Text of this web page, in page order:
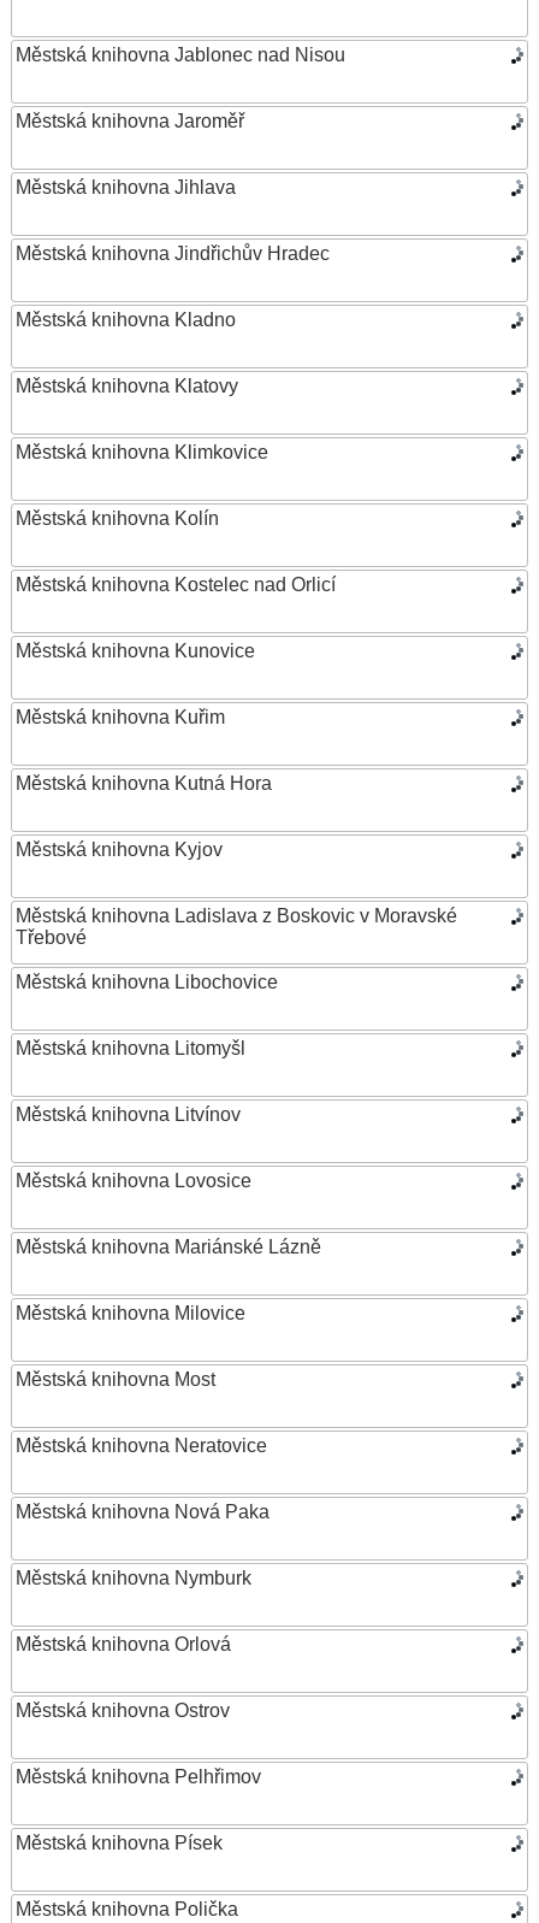
Městská knihovna Jablonec nad Nisou
Městská knihovna Jaroměř
Městská knihovna Jihlava
Městská knihovna Jindřichův Hradec
Městská knihovna Kladno
Městská knihovna Klatovy
Městská knihovna Klimkovice
Městská knihovna Kolín
Městská knihovna Kostelec nad Orlicí
Městská knihovna Kunovice
Městská knihovna Kuřim
Městská knihovna Kutná Hora
Městská knihovna Kyjov
Městská knihovna Ladislava z Boskovic v Moravské
Třebové
Městská knihovna Libochovice
Městská knihovna Litomyšl
Městská knihovna Litvínov
Městská knihovna Lovosice
Městská knihovna Mariánské Lázně
Městská knihovna Milovice
Městská knihovna Most
Městská knihovna Neratovice
Městská knihovna Nová Paka
Městská knihovna Nymburk
Městská knihovna Orlová
Městská knihovna Ostrov
Městská knihovna Pelhřimov
Městská knihovna Písek
Městská knihovna Polička